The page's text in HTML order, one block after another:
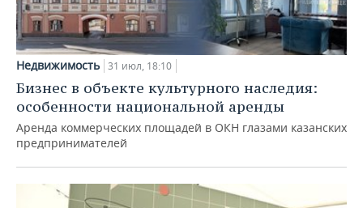
Недвижимость 31 июл, 18:10
Бизнес в объекте культурного наследия:
особенности национальной аренды
Аренда коммерческих площадей в ОКН глазами казанских
предпринимателей